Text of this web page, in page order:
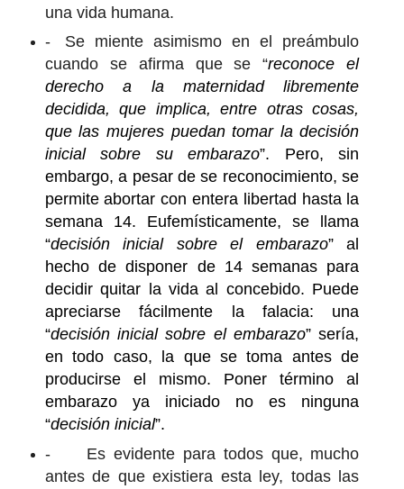
una vida humana.
-
Se miente asimismo en el preámbulo
cuando se afirma que se “reconoce el
derecho a la maternidad libremente
decidida, que implica, entre otras cosas,
que las mujeres puedan tomar la decisión
inicial sobre su embarazo”. Pero, sin
embargo, a pesar de se reconocimiento, se
permite abortar con entera libertad hasta la
semana 14. Eufemísticamente, se llama
“decisión inicial sobre el embarazo” al
hecho de disponer de 14 semanas para
decidir quitar la vida al concebido. Puede
apreciarse fácilmente la falacia: una
“decisión inicial sobre el embarazo” sería,
en todo caso, la que se toma antes de
producirse el mismo. Poner término al
embarazo ya iniciado no es ninguna
“decisión inicial”.
-
Es evidente para todos que, mucho
antes de que existiera esta ley, todas las